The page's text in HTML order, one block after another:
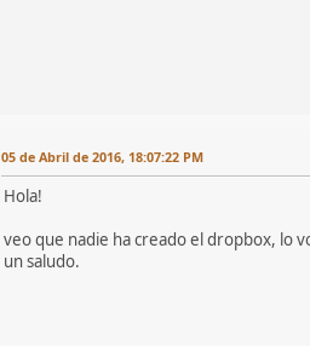
05 de Abril de 2016, 18:07:22 PM
Hola!
veo que nadie ha creado el dropbox, lo
un saludo.